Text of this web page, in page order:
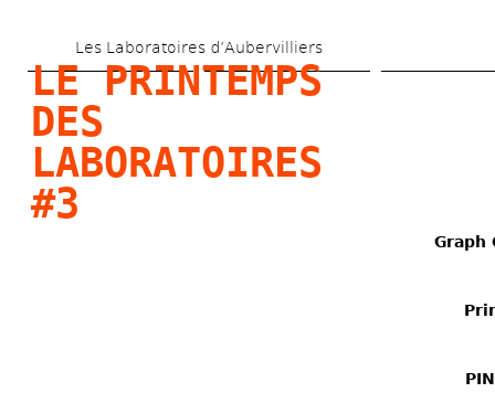
au
contenu
Les Laboratoires d’Aubervilliers
LE PRINTEMPS
DES
LABORATOIRES
#3
Graph